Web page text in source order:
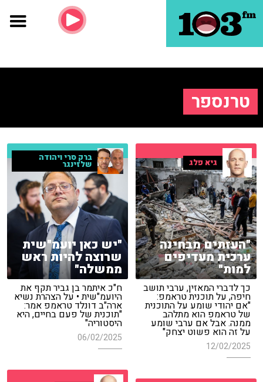
טרנספר
גיא פלג
"העזתים מבחינה
ערכית מעדיפים
למות"
כך לדברי המאזין, ערבי תושב
חיפה, על תוכנית טראמפ:
"אם יהודי שומע על התוכנית
של טראמפ הוא מתלהב
ממנה. אבל אם ערבי שומע
על זה הוא פשוט יצחק"
12/02/2025
ברק סרי ויהודה
שלזינגר
"יש כאן יועמ"שית
שרוצה להיות ראש
ממשלה"
ח"כ איתמר בן גביר תקף את
היועמ"שית • על הצהרת נשיא
ארה"ב דונלד טראמפ אמר:
"תוכנית של פעם בחיים, היא
היסטוריה"
06/02/2025